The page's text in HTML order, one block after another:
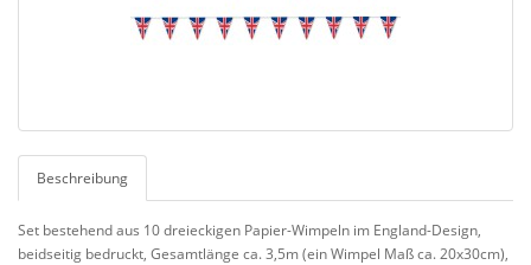
Beschreibung
Set bestehend aus 10 dreieckigen Papier-Wimpeln im England-Design,
beidseitig bedruckt, Gesamtlänge ca. 3,5m (ein Wimpel Maß ca. 20x30cm),